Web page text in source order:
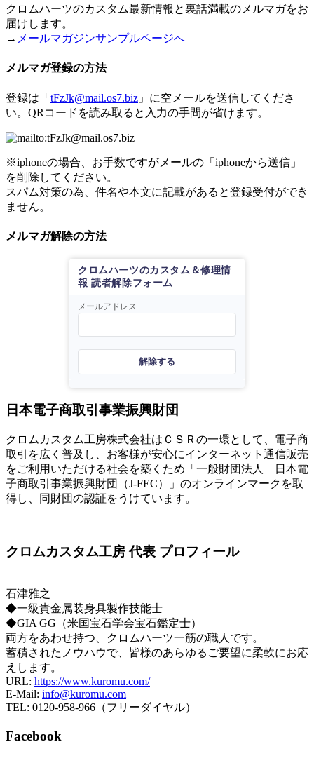
クロムハーツのカスタム最新情報と裏話満載のメルマガをお
届けします。
→ メールマガジンサンプルページへ
メルマガ登録の方法
登録は「 tFzJk@mail.os7.biz 」に空メールを送信してくださ
い。QRコードを読み取ると入力の手間が省けます。
※iphoneの場合、お手数ですがメールの「iphoneから送信」
を削除してください。
スパム対策の為、件名や本文に記載があると登録受付ができ
ません。
メルマガ解除の方法
クロムハーツのカスタム＆修理情
報 読者解除フォーム
メールアドレス
解除する
日本電子商取引事業振興財団
クロムカスタム工房株式会社はＣＳＲの一環として、電子商
取引を広く普及し、お客様が安心にインターネット通信販売
をご利用いただける社会を築くため「一般財団法人 日本電
子商取引事業振興財団（J-FEC）」のオンラインマークを取
得し、同財団の認証をうけています。
クロムカスタム工房 代表 プロフィール
石津雅之
◆一級貴金属装身具製作技能士
◆GIA GG（米国宝石学会宝石鑑定士）
両方をあわせ持つ、クロムハーツ一筋の職人です。
蓄積されたノウハウで、皆様のあらゆるご要望に柔軟にお応
えします。
URL: https://www.kuromu.com/
E-Mail: info@kuromu.com
TEL: 0120-958-966（フリーダイヤル）
Facebook